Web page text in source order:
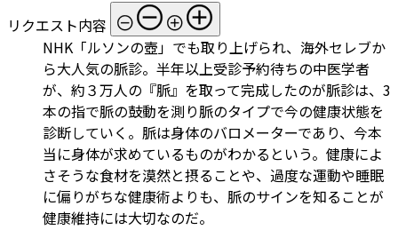
リクエスト内容
NHK「ルソンの壺」でも取り上げられ、海外セレブか
ら大人気の脈診。半年以上受診予約待ちの中医学者
が、約３万人の『脈』を取って完成したのが脈診は、3
本の指で脈の鼓動を測り脈のタイプで今の健康状態を
診断していく。脈は身体のバロメーターであり、今本
当に身体が求めているものがわかるという。健康によ
さそうな食材を漠然と摂ることや、過度な運動や睡眠
に偏りがちな健康術よりも、脈のサインを知ることが
健康維持には大切なのだ。